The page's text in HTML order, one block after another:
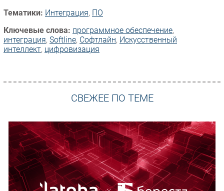
Тематики: Интеграция, ПО
Ключевые слова: программное обеспечение,
интеграция, Softline, Софтлайн, Искусственный
интеллект, цифровизация
СВЕЖЕЕ ПО ТЕМЕ